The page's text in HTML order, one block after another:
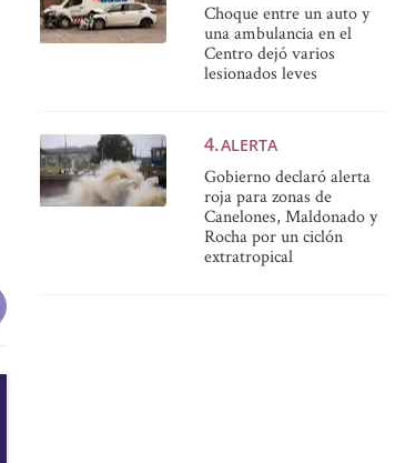
Choque entre un auto y
una ambulancia en el
Centro dejó varios
lesionados leves
ALERTA
Gobierno declaró alerta
roja para zonas de
Canelones, Maldonado y
Rocha por un ciclón
extratropical